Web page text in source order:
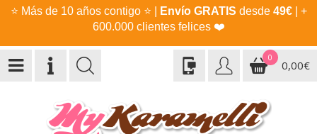
⭐ Más de 10 años contigo ⭐ Envío GRATIS desde 49€| +
600.000 clientes felices ❤️
0
0,00€